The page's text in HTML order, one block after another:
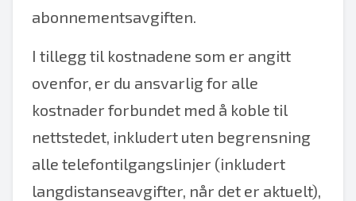
abonnementsavgiften.
I tillegg til kostnadene som er angitt
ovenfor, er du ansvarlig for alle
kostnader forbundet med å koble til
nettstedet, inkludert uten begrensning
alle telefontilgangslinjer (inkludert
langdistanseavgifter, når det er aktuelt),